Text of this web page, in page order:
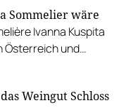
Sommelier wäre
Ivanna Kuspita
Österreich und
Weingut Schloss